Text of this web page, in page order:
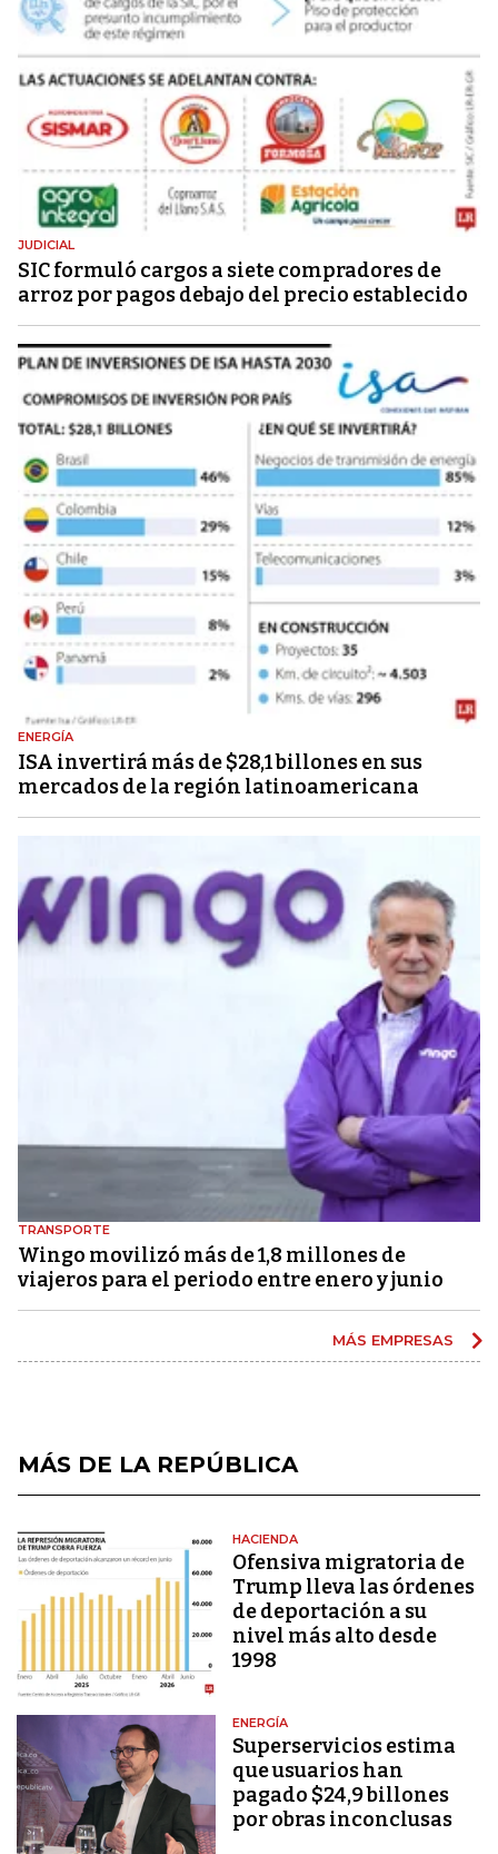
JUDICIAL
SIC formuló cargos a siete compradores de
arroz por pagos debajo del precio establecido
ENERGÍA
ISA invertirá más de $28,1 billones en sus
mercados de la región latinoamericana
TRANSPORTE
Wingo movilizó más de 1,8 millones de
viajeros para el periodo entre enero y junio
MÁS EMPRESAS
MÁS DE LA REPÚBLICA
HACIENDA
Ofensiva migratoria de
Trump lleva las órdenes
de deportación a su
nivel más alto desde
1998
ENERGÍA
Superservicios estima
que usuarios han
pagado $24,9 billones
por obras inconclusas